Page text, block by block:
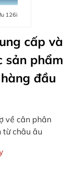
126i
cấp và
sản phẩm
đầu
về cân phân
từ châu âu